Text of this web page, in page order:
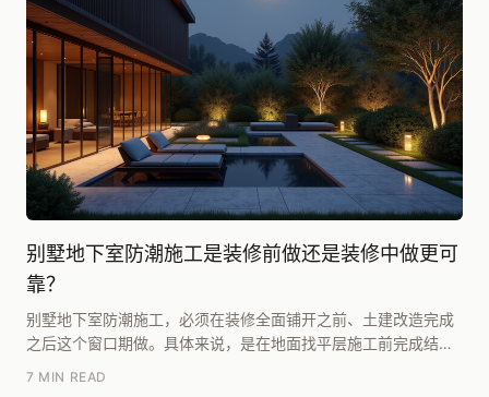
别墅地下室防潮施工是装修前做还是装修中做更可
靠？
别墅地下室防潮施工，必须在装修全面铺开之前、土建改造完成
之后这个窗口期做。具体来说，是在地面找平层施工前完成结构
7 MIN READ